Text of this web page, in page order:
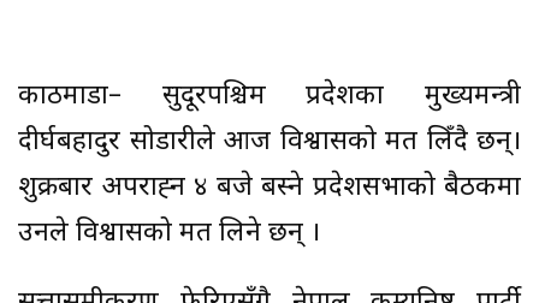
काठमाडौं– सुदूरपश्चिम प्रदेशका मुख्यमन्त्री
दीर्घबहादुर सोडारीले आज विश्वासको मत लिँदै छन्।
शुक्रबार अपराह्‍न ४ बजे बस्ने प्रदेशसभाको बैठकमा
उनले विश्वासको मत लिने छन् ।